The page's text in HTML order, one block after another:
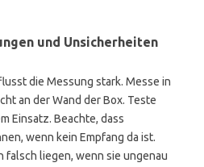
und Unsicherheiten
die Messung stark. Messe in
an der Wand der Box. Teste
Einsatz. Beachte, dass
wenn kein Empfang da ist.
falsch liegen, wenn sie ungenau